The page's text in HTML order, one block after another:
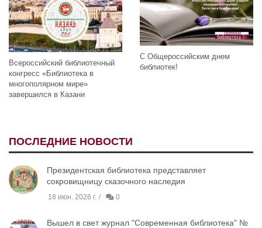
Всероссийский библиотечный
конгресс «Библиотека в
многополярном мире»
завершился в Казани
С Общероссийским днем
библиотек!
ПОСЛЕДНИЕ НОВОСТИ
Президентская библиотека представляет
сокровищницу сказочного наследия
18 июн. 2026 г. 0
Вышел в свет журнал "Современная библиотека" №